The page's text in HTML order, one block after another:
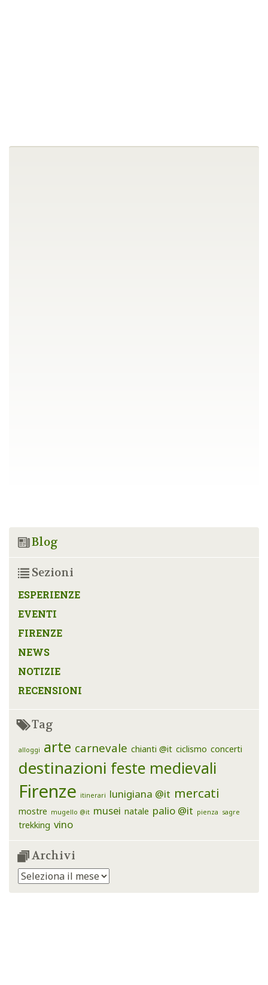
Blog
Sezioni
ESPERIENZE
EVENTI
FIRENZE
NEWS
NOTIZIE
RECENSIONI
Tag
alloggi arte carnevale chianti @it ciclismo concerti
destinazioni feste medievali
Firenze itinerari lunigiana @it mercati
mostre mugello @it musei natale palio @it pienza sagre
trekking vino
Archivi
Archivi